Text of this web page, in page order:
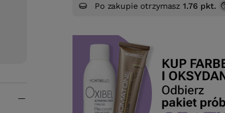
Po zakupie otrzymasz1.76 pkt.